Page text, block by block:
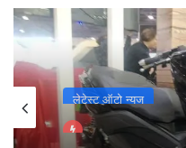
लेटेस्ट ऑटो न्यूज